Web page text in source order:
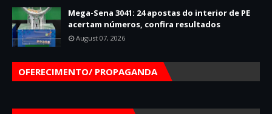
Mega-Sena 3041: 24 apostas do interior de PE
acertam números, confira resultados
August 07, 2026
OFERECIMENTO/ PROPAGANDA